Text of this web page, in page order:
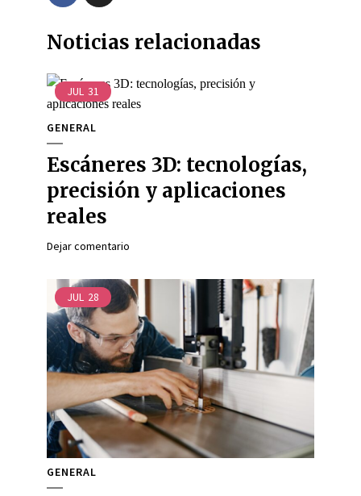
Noticias relacionadas
JUL 31
GENERAL
Escáneres 3D: tecnologías,
precisión y aplicaciones
reales
Dejar comentario
JUL 28
GENERAL